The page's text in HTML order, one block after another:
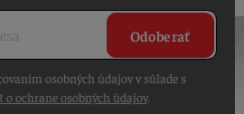
Odoberať
osobných údajov v súlade s
ochrane osobných údajov.